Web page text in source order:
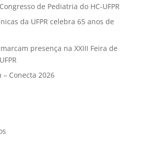
de Pediatria do HC-UFPR
da UFPR celebra 65 anos de
presença na XXIII Feira de
– Conecta 2026